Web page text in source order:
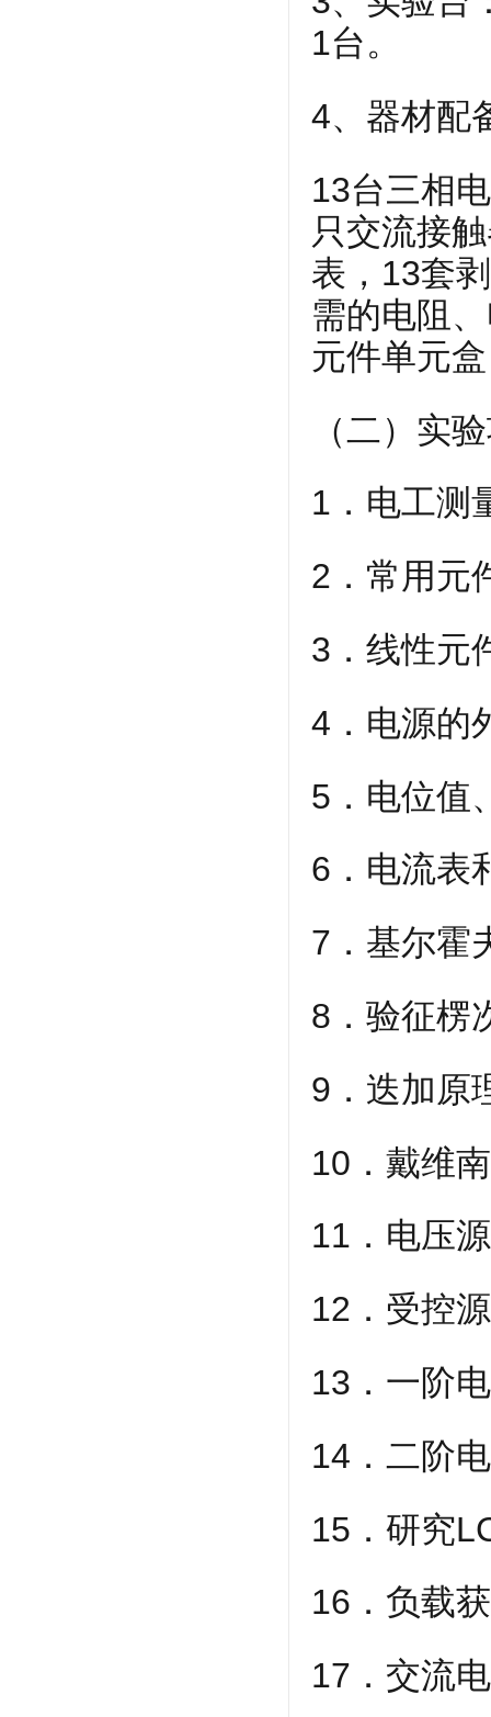
1台。
4、器材配
13台三相
只交流接
表，13套
需的电阻
元件单元
（二）实
1．电工测
2．常用元
3．线性元
4．电源的
5．电位值
6．电流表
7．基尔霍
8．验征楞
9．迭加原
10．戴维
11．电压
12．受控
13．一阶
14．二阶
15．研究
16．负载
17．交流